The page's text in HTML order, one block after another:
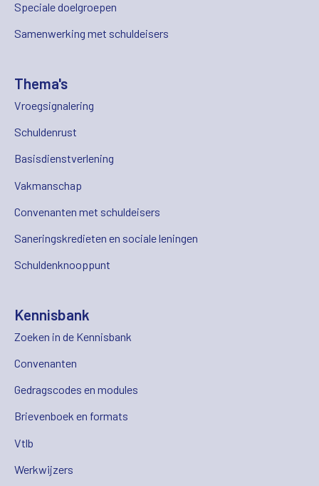
Speciale doelgroepen
Samenwerking met schuldeisers
Thema's
Vroegsignalering
Schuldenrust
Basisdienstverlening
Vakmanschap
Convenanten met schuldeisers
Saneringskredieten en sociale leningen
Schuldenknooppunt
Kennisbank
Zoeken in de Kennisbank
Convenanten
Gedragscodes en modules
Brievenboek en formats
Vtlb
Werkwijzers